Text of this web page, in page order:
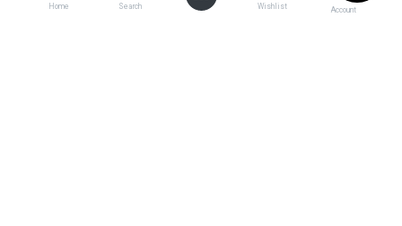
Home Search Wishlist Account